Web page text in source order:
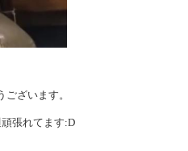
ざいます。
張れてます:D